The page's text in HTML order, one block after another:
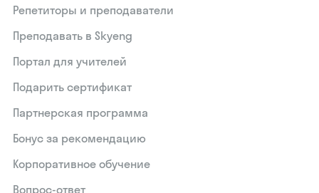
Репетиторы и преподаватели
Преподавать в Skyeng
Портал для учителей
Подарить сертификат
Партнерская программа
Бонус за рекомендацию
Корпоративное обучение
Вопрос-ответ